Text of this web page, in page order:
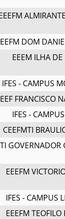
DOM
EEEM ILHA
IFES - CAMPUS
FRANCISCO
IFES -
CEEFMTI
GOVERNADOR
EEEFM
IFES - CAMPUS
EEEFM